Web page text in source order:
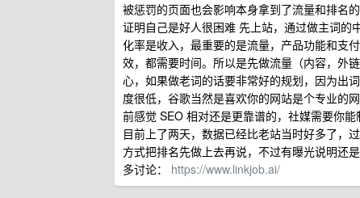
被惩罚的页面也会影响本身拿到了流量和排名
证明自己是好人很困难 先上站，通过做主词
化率是收入，最重要的是流量，产品功能和支
效，都需要时间。所以是先做流量（内容，外
心，如果做老词的话要非常好的规划，因为出
度很低，谷歌当然是喜欢你的网站是个专业的
前感觉 SEO 相对还是更靠谱的，社媒需要你
目前上了两天，数据已经比老站当时好多了，
方式把排名先做上去再说，不过有曝光说明还
多讨论： https://www.linkjob.ai/